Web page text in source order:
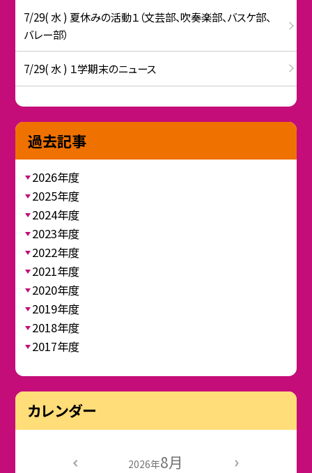
7/29( 水 ) 夏休みの活動１（文芸部、吹奏楽部、バスケ部、
バレー部）
7/29( 水 ) １学期末のニュース
過去記事
2026年度
2025年度
2024年度
2023年度
2022年度
2021年度
2020年度
2019年度
2018年度
2017年度
カレンダー
2026年8月